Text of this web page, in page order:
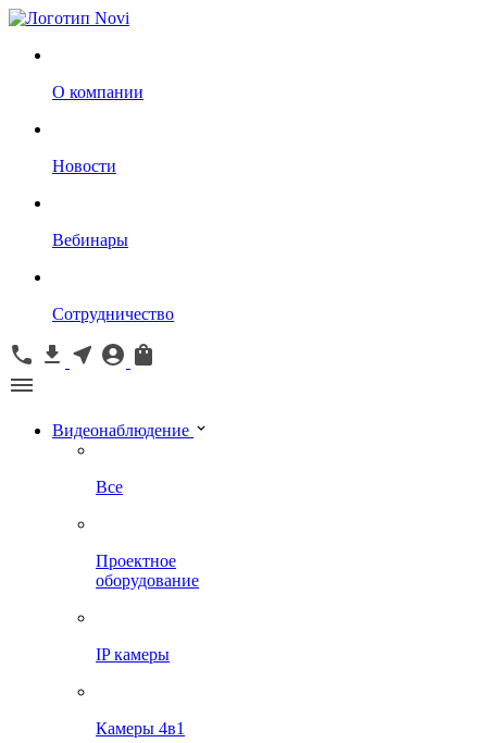
О компании
Новости
Вебинары
Сотрудничество
Видеонаблюдение
Все
Проектное
оборудование
IP камеры
Камеры 4в1